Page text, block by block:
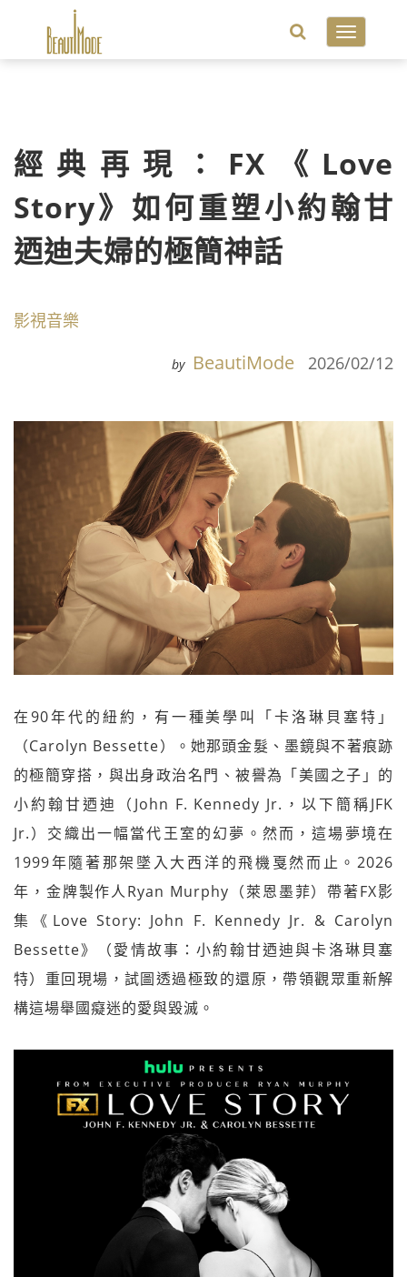
Toggle
經典再現：FX《Love
Story》如何重塑小約翰甘
迺迪夫婦的極簡神話
影視音樂
by BeautiMode 2026/02/12
在90年代的紐約，有一種美學叫「卡洛琳貝塞特」
（Carolyn Bessette）。她那頭金髮、墨鏡與不著痕跡
的極簡穿搭，與出身政治名門、被譽為「美國之子」的
小約翰甘迺迪（John F. Kennedy Jr.，以下簡稱JFK
Jr.）交織出一幅當代王室的幻夢。然而，這場夢境在
1999年隨著那架墜入大西洋的飛機戛然而止。2026
年，金牌製作人Ryan Murphy（萊恩墨菲）帶著FX影
集《Love Story: John F. Kennedy Jr. & Carolyn
Bessette》（愛情故事：小約翰甘迺迪與卡洛琳貝塞
特）重回現場，試圖透過極致的還原，帶領觀眾重新解
構這場舉國癡迷的愛與毀滅。